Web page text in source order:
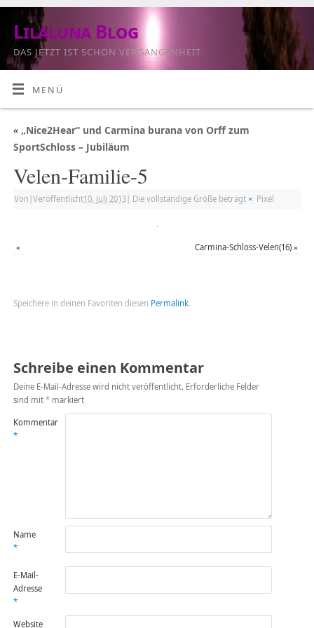
Lilaluna Blog
DAS JETZT IST SCHON VERGANGENHEIT
MENÜ
«„Nice2Hear“ und Carmina burana von Orff zum
SportSchloss – Jubiläum
Velen-Familie-5
Von Veröffentlicht10. Juli 2013| Die vollständige Größe beträgt × Pixel
« Carmina-Schloss-Velen(16) »
Speichere in deinen Favoriten diesen Permalink.
Schreibe einen Kommentar
Deine E-Mail-Adresse wird nicht veröffentlicht. Erforderliche Felder
sind mit *markiert
Kommentar
*
Name
*
E-Mail-
Adresse
*
Website